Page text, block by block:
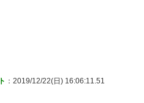
：2019/12/22(日) 16:06:11.51